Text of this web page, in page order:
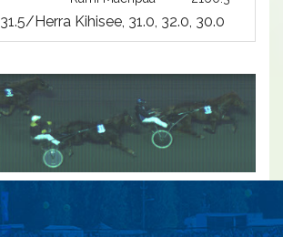
31.5/Herra Kihisee, 31.0, 32.0, 30.0